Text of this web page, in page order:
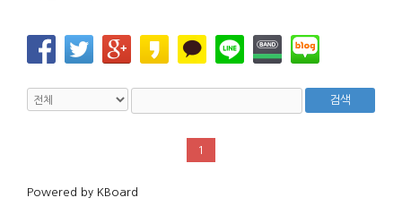
검색
1
Powered by KBoard